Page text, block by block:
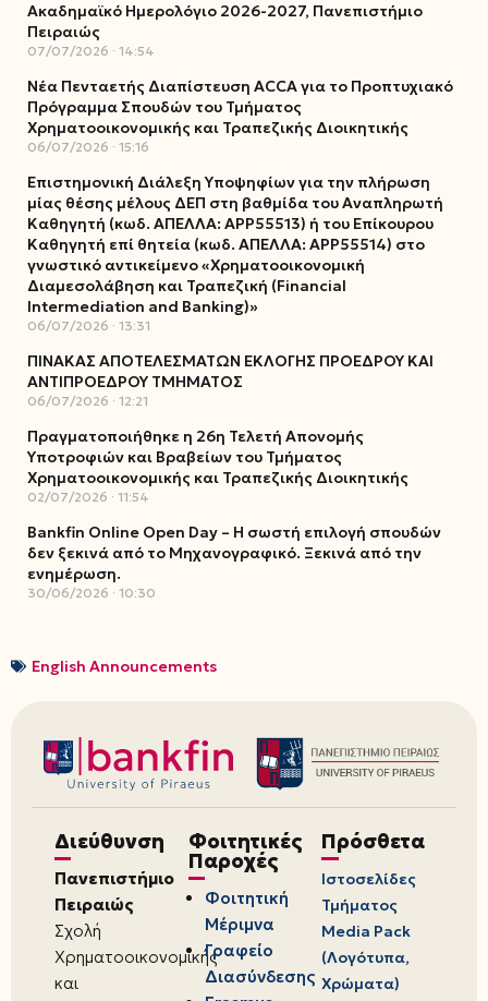
Ακαδημαϊκό Ημερολόγιο 2026-2027, Πανεπιστήμιο
Πειραιώς
07/07/2026 14:54
Νέα Πενταετής Διαπίστευση ACCA για το Προπτυχιακό
Πρόγραμμα Σπουδών του Τμήματος
Χρηματοοικονομικής και Τραπεζικής Διοικητικής
06/07/2026 15:16
Επιστημονική Διάλεξη Υποψηφίων για την πλήρωση
μίας θέσης μέλους ΔΕΠ στη βαθμίδα του Αναπληρωτή
Καθηγητή (κωδ. ΑΠΕΛΛΑ: ΑΡΡ55513) ή του Επίκουρου
Καθηγητή επί θητεία (κωδ. ΑΠΕΛΛΑ: ΑΡΡ55514) στο
γνωστικό αντικείμενο «Χρηματοοικονομική
Διαμεσολάβηση και Τραπεζική (Financial
Intermediation and Banking)»
06/07/2026 13:31
ΠΙΝΑΚΑΣ ΑΠΟΤΕΛΕΣΜΑΤΩΝ ΕΚΛΟΓΗΣ ΠΡΟΕΔΡΟΥ ΚΑΙ
ΑΝΤΙΠΡΟΕΔΡΟΥ ΤΜΗΜΑΤΟΣ
06/07/2026 12:21
Πραγματοποιήθηκε η 26η Τελετή Απονομής
Υποτροφιών και Βραβείων του Τμήματος
Χρηματοοικονομικής και Τραπεζικής Διοικητικής
02/07/2026 11:54
Bankfin Online Open Day – Η σωστή επιλογή σπουδών
δεν ξεκινά από το Μηχανογραφικό. Ξεκινά από την
ενημέρωση.
30/06/2026 10:30
English Announcements
Διεύθυνση
Πανεπιστήμιο
Πειραιώς
Σχολή
Χρηματοοικονομικής
και
Φοιτητικές
Παροχές
Φοιτητική
Μέριμνα
Γραφείο
Διασύνδεσης
Πρόσθετα
Ιστοσελίδες
Τμήματος
Media Pack
(Λογότυπα,
Χρώματα)